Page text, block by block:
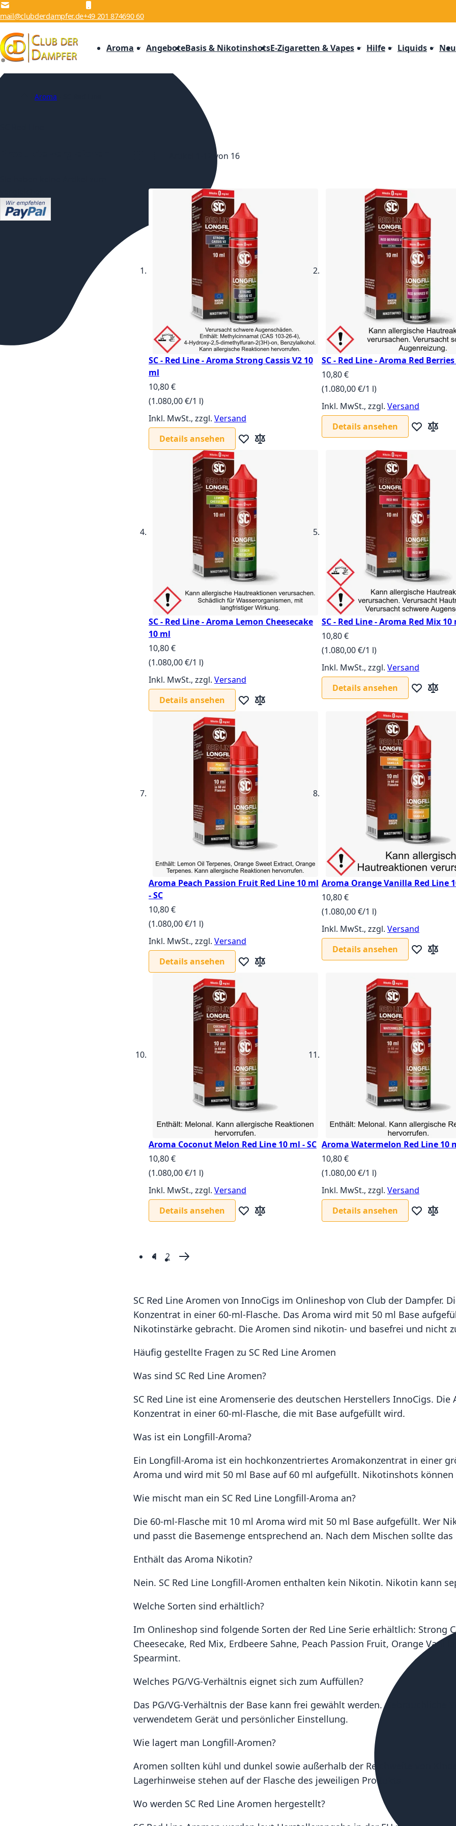
Zum Inhalt springen
mail@clubderdampfer.de+49 201 874690 60
Aroma AngeboteBasis & NikotinshotsE-Zigaretten & Vapes Hilfe Liquids Neu
Aroma
von 16
SC - Red Line - Aroma Strong Cassis V2 10
ml
10,80 €
(1.080,00 €/1 l)
Inkl. MwSt., zzgl. Versand
Details ansehen
Zur Wunschliste hinzufügen
Zur Vergleichsliste hinzufügen
SC - Red Line - Aroma Red
10,80 €
(1.080,00 €/1 l)
Inkl. MwSt., zzgl. Versand
Details ansehen
Zur Zur
SC - Red Line - Aroma Lemon Cheesecake
10 ml
10,80 €
(1.080,00 €/1 l)
Inkl. MwSt., zzgl. Versand
Details ansehen
Zur Wunschliste hinzufügen
Zur Vergleichsliste hinzufügen
SC - Red Line - Aroma Red Mix 10
10,80 €
(1.080,00 €/1 l)
Inkl. MwSt., zzgl. Versand
Details ansehen
Zur Zur
Aroma Peach Passion Fruit Red Line 10 ml
- SC
10,80 €
(1.080,00 €/1 l)
Inkl. MwSt., zzgl. Versand
Details ansehen
Zur Wunschliste hinzufügen
Zur Vergleichsliste hinzufügen
Aroma Orange Vanilla Red Line
10,80 €
(1.080,00 €/1 l)
Inkl. MwSt., zzgl. Versand
Details ansehen
Zur Zur
Aroma Coconut Melon Red Line 10 ml - SC
10,80 €
(1.080,00 €/1 l)
Inkl. MwSt., zzgl. Versand
Details ansehen
Zur Wunschliste hinzufügen
Zur Vergleichsliste hinzufügen
Aroma Watermelon Red Line 10
10,80 €
(1.080,00 €/1 l)
Inkl. MwSt., zzgl. Versand
Details ansehen
Zur Zur
Seite Sie lesen gerade die Seite
1 Seite
2 Seite
Weiter
SC Red Line Aromen von InnoCigs im Onlineshop von Club der Dampfer.
Konzentrat in einer 60-ml-Flasche. Das Aroma wird mit 50 ml Base
Nikotinstärke gebracht. Die Aromen sind nikotin- und basefrei und nicht
Häufig gestellte Fragen zu SC Red Line Aromen
Was sind SC Red Line Aromen?
SC Red Line ist eine Aromenserie des deutschen Herstellers InnoCigs.
Konzentrat in einer 60-ml-Flasche, die mit Base aufgefüllt wird.
Was ist ein Longfill-Aroma?
Ein Longfill-Aroma ist ein hochkonzentriertes Aromakonzentrat in einer
Aroma und wird mit 50 ml Base auf 60 ml aufgefüllt. Nikotinshots
Wie mischt man ein SC Red Line Longfill-Aroma an?
Die 60-ml-Flasche mit 10 ml Aroma wird mit 50 ml Base aufgefüllt. Wer
und passt die Basemenge entsprechend an. Nach dem Mischen sollte
Enthält das Aroma Nikotin?
Nein. SC Red Line Longfill-Aromen enthalten kein Nikotin. Nikotin kann
Welche Sorten sind erhältlich?
Im Onlineshop sind folgende Sorten der Red Line Serie erhältlich: Strong
Cheesecake, Red Mix, Erdbeere Sahne, Peach Passion Fruit, Orange
Spearmint.
Welches PG/VG-Verhältnis eignet sich zum Auffüllen?
Das PG/VG-Verhältnis der Base kann frei gewählt werden. Gebräuchliche
verwendetem Gerät und persönlicher Einstellung.
Wie lagert man Longfill-Aromen?
Aromen sollten kühl und dunkel sowie außerhalb der Reichweite von
Lagerhinweise stehen auf der Flasche des jeweiligen Produkts.
Wo werden SC Red Line Aromen hergestellt?